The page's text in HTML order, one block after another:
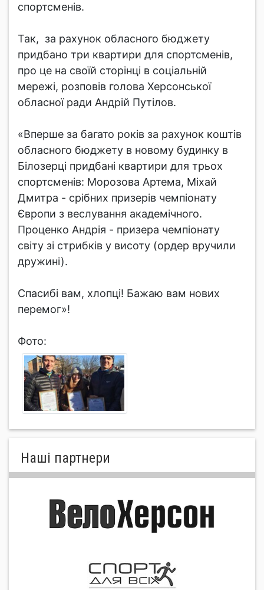
спортсменів.
Так, за рахунок обласного бюджету
придбано три квартири для спортсменів,
про це на своїй сторінці в соціальній
мережі, розповів голова Херсонської
обласної ради Андрій Путілов.
«Вперше за багато років за рахунок коштів
обласного бюджету в новому будинку в
Білозерці придбані квартири для трьох
спортсменів: Морозова Артема, Міхай
Дмитра - срібних призерів чемпіонату
Європи з веслування академічного.
Проценко Андрія - призера чемпіонату
світу зі стрибків у висоту (ордер вручили
дружині).
Спасибі вам, хлопці! Бажаю вам нових
перемог»!
Фото:
Нашi партнери